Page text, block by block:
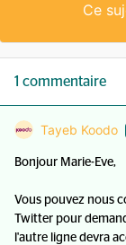
Ce
1 commentaire
Tayeb Koodo
Bonjour Marie-Eve,
Vous pouvez nous
Twitter pour
l'autre ligne devra